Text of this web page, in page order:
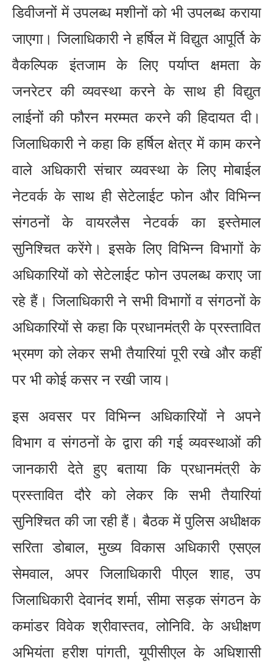
डिवीजनों में उपलब्ध मशीनों को भी उपलब्ध कराया
जाएगा। जिलाधिकारी ने हर्षिल में विद्युत आपूर्ति के
वैकल्पिक इंतजाम के लिए पर्याप्त क्षमता के
जनरेटर की व्यवस्था करने के साथ ही विद्युत
लाईनों की फौरन मरम्मत करने की हिदायत दी।
जिलाधिकारी ने कहा कि हर्षिल क्षेत्र में काम करने
वाले अधिकारी संचार व्यवस्था के लिए मोबाईल
नेटवर्क के साथ ही सेटेलाईट फोन और विभिन्न
संगठनों के वायरलैस नेटवर्क का इस्तेमाल
सुनिश्चित करेंगे। इसके लिए विभिन्न विभागों के
अधिकारियों को सेटेलाईट फोन उपलब्ध कराए जा
रहे हैं। जिलाधिकारी ने सभी विभागों व संगठनों के
अधिकारियों से कहा कि प्रधानमंत्री के प्रस्तावित
भ्रमण को लेकर सभी तैयारियां पूरी रखे और कहीं
पर भी कोई कसर न रखी जाय।
इस अवसर पर विभिन्न अधिकारियों ने अपने
विभाग व संगठनों के द्वारा की गई व्यवस्थाओं की
जानकारी देते हुए बताया कि प्रधानमंत्री के
प्रस्तावित दौरे को लेकर कि सभी तैयारियां
सुनिश्चित की जा रही हैं। बैठक में पुलिस अधीक्षक
सरिता डोबाल, मुख्य विकास अधिकारी एसएल
सेमवाल, अपर जिलाधिकारी पीएल शाह, उप
जिलाधिकारी देवानंद शर्मा, सीमा सड़क संगठन के
कमांडर विवेक श्रीवास्तव, लोनिवि. के अधीक्षण
अभियंता हरीश पांगती, यूपीसीएल के अधिशासी